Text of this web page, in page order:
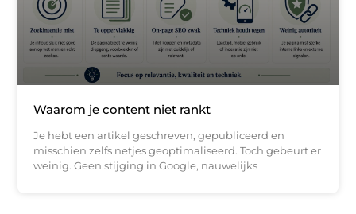
Waarom je content niet rankt
Je hebt een artikel geschreven, gepubliceerd en
misschien zelfs netjes geoptimaliseerd. Toch gebeurt er
weinig. Geen stijging in Google, nauwelijks